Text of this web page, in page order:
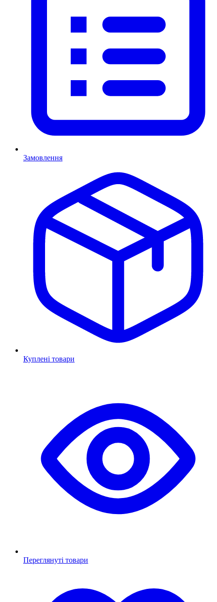
Замовлення
Куплені товари
Переглянуті товари